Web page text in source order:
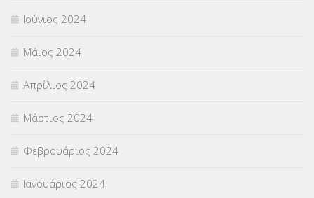
Ιούνιος 2024
Μάιος 2024
Απρίλιος 2024
Μάρτιος 2024
Φεβρουάριος 2024
Ιανουάριος 2024